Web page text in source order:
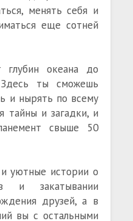
менять себя и
еще сотней
глубин океана до
ты сможешь
и нырять по всему
тайны и загадки, и
свыше 50
уютные истории о
и закатывании
друзей, а в
вы с остальными